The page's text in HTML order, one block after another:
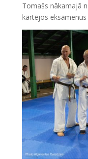
Tomašs nākamajā
kārtējos